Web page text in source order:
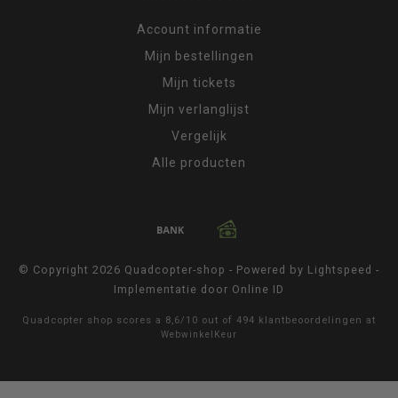
Account informatie
Mijn bestellingen
Mijn tickets
Mijn verlanglijst
Vergelijk
Alle producten
© Copyright 2026 Quadcopter-shop - Powered by Lightspeed -
Implementatie door Online ID
Quadcopter shop scores a 8,6/ 10 out of 494 klantbeoordelingen at
WebwinkelKeur